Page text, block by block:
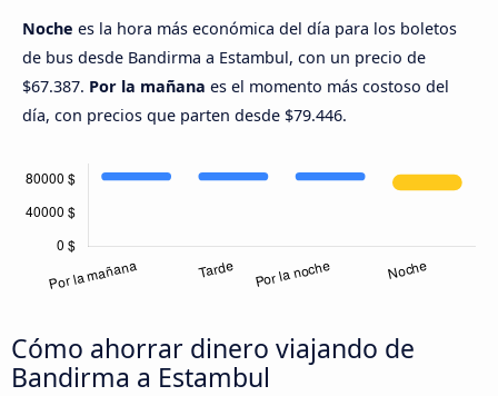
Noche es la hora más económica del día para los boletos
de bus desde Bandirma a Estambul, con un precio de
$67.387. Por la mañana es el momento más costoso del
día, con precios que parten desde $79.446.
Cómo ahorrar dinero viajando de
Bandirma a Estambul